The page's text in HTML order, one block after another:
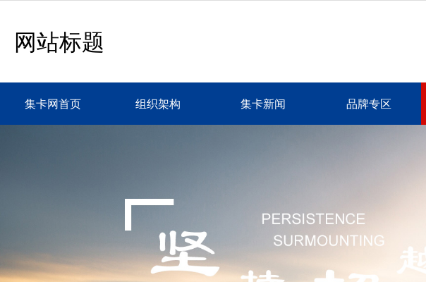
网站标题
集卡网首页 组织架构 集卡新闻 品牌专区